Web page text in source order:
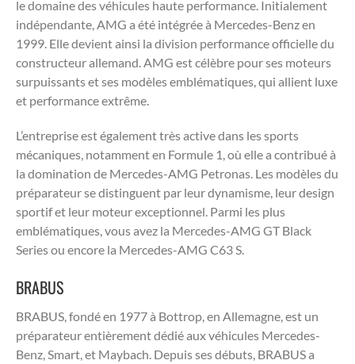
le domaine des véhicules haute performance. Initialement
indépendante, AMG a été intégrée à Mercedes-Benz en
1999. Elle devient ainsi la division performance officielle du
constructeur allemand. AMG est célèbre pour ses moteurs
surpuissants et ses modèles emblématiques, qui allient luxe
et performance extrême.
L’entreprise est également très active dans les sports
mécaniques, notamment en Formule 1, où elle a contribué à
la domination de Mercedes-AMG Petronas. Les modèles du
préparateur se distinguent par leur dynamisme, leur design
sportif et leur moteur exceptionnel. Parmi les plus
emblématiques, vous avez la Mercedes-AMG GT Black
Series ou encore la Mercedes-AMG C63 S.
BRABUS
BRABUS, fondé en 1977 à Bottrop, en Allemagne, est un
préparateur entièrement dédié aux véhicules Mercedes-
Benz, Smart, et Maybach. Depuis ses débuts, BRABUS a